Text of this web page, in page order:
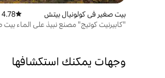
بيت صغير في كولونيال بيتش متوسط التقييم
4.78 (50)
"كابيرنيت كوتيج" مصنع نبيذ على الماء بيت
وجهات يمكنك استكشافها